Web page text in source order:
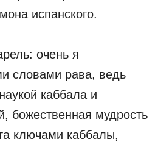
испанского.
очень я
словами рава, ведь
каббала и
божественная мудрость
ключами каббалы,